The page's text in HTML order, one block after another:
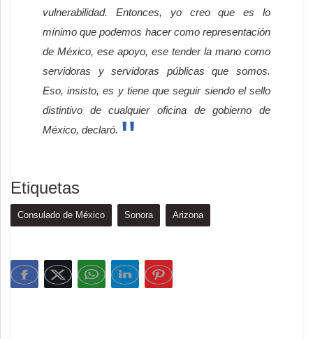
vulnerabilidad. Entonces, yo creo que es lo
mínimo que podemos hacer como representación
de México, ese apoyo, ese tender la mano como
servidoras y servidoras públicas que somos.
Eso, insisto, es y tiene que seguir siendo el sello
distintivo de cualquier oficina de gobierno de
México, declaró.
Etiquetas
Consulado de México Sonora Arizona